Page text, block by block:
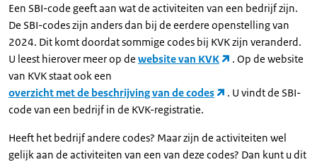
Een SBI-code geeft aan wat de activiteiten van een bedrijf zijn.
De SBI-codes zijn anders dan bij de eerdere openstelling van
2024. Dit komt doordat sommige codes bij KVK zijn veranderd.
U leest hierover meer op de website van KVK
. Op de website
van KVK staat ook een
overzicht met de beschrijving van de codes
. U vindt de SBI-
code van een bedrijf in de KVK-registratie.
Heeft het bedrijf andere codes? Maar zijn de activiteiten wel
gelijk aan de activiteiten van een van deze codes? Dan kunt u dit